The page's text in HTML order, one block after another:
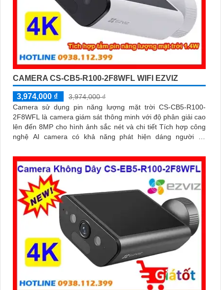
CAMERA CS-CB5-R100-2F8WFL WIFI EZVIZ
3,974,000 ₫
3,974,000 ₫
Camera sử dụng pin năng lượng mặt trời CS-CB5-R100-
2F8WFL là camera giám sát thông minh với độ phân giải cao
lên đến 8MP cho hình ảnh sắc nét và chi tiết Tích hợp công
nghệ AI camera có khả năng phát hiện dáng người và
chống nước IP65 phù hợp lắp đặt trong mọi điều kiện thời
tiết. Camera An Ninh CS-CB5-R100-2F8WFL có khả năng còi
hú, đèn chớp báo động, Wifi Không Dây, chức năng AI deep
learning phân biệt người & phương tiện